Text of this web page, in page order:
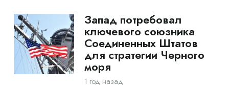
Запад потребовал
ключевого союзника
Соединенных Штатов
для стратегии Черного
моря
1 год назад